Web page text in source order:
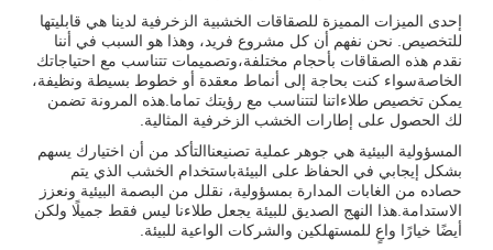
إحدى الميزات المميزة للصقاقات الخشبية الزخرفية لدينا هي قابليتها
للتخصيص. نحن نفهم أن كل مشروع فريد، وهذا هو السبب في أننا
نقدم هذه الصقاقات بأحجام مختلفة،وتصميمات تتناسب مع احتياجاتك
الخاصةسواء كنت بحاجة إلى أنماط معقدة أو خطوط بسيطة ونظيفة،
يمكن تخصيص طلاءاتنا لتتناسب مع رؤيتك تماما.هذه المرونة تضمن
لك الحصول على إطارات الخشب الزخرفية المثالية.
المسؤولية البيئية هي جوهر عملية تصنيعناالتأكد من أن اختيارك يسهم
بشكل إيجابي في الحفاظ على البيئةباستخدام الخشب الذي يتم
حصاده من الغابات المدارة بمسؤولية، نقلل من البصمة البيئية ونعزز
الاستدامة.هذا النهج الصديق للبيئة يجعل طلاءنا ليس فقط جميلًا ولكن
أيضًا خيارًا واعٍ للمستهلكين والشركات الواعية للبيئة.